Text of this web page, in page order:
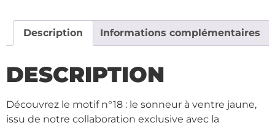
Description Informations complémentaires
DESCRIPTION
Découvrez le motif n°18 : le sonneur à ventre jaune,
issu de notre collaboration exclusive avec la